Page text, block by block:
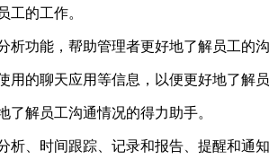
工的工作。
功能，帮助管理者更好地了解员工的
的聊天应用等信息，以便更好地了解员
解员工沟通情况的得力助手。
析、时间跟踪、记录和报告、提醒和通